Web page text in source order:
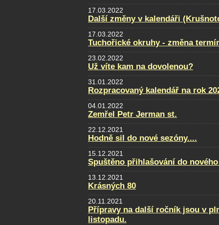
17.03.2022
Další změny v kalendáři
17.03.2022
Tuchořické okruhy - změna
23.02.2022
Už víte kam na dovolenou?
31.01.2022
Rozpracovaný kalendář na rok
04.01.2022
Zemřel Petr Jerman st.
22.12.2021
Hodně sil do nové sezóny....
15.12.2021
Spuštěno přihlašování do
13.12.2021
Krásných 80
20.11.2021
Přípravy na další ročník jsou v
listopadu.